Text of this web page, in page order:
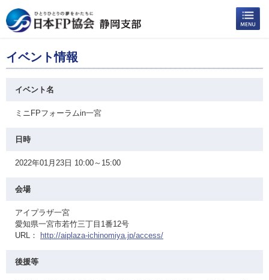
イベント情報
イベント名
ミニFPフォーラムin一宮
日時
2022年01月23日 10:00～15:00
会場
アイプラザ一宮
愛知県一宮市若竹三丁目1番12号
URL：
http://aiplaza-ichinomiya.jp/access/
後援等